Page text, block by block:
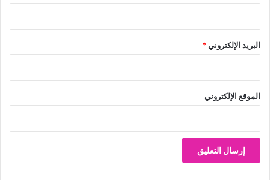
البريد الإلكتروني*
الموقع الإلكتروني